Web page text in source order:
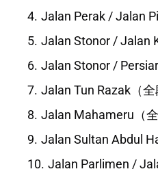
Jalan Perak / Jalan
Jalan Stonor / Jalan
Jalan Stonor /
Jalan Tun Razak（全
Jalan Mahameru（全
Jalan Sultan Abdul
Jalan Parlimen /